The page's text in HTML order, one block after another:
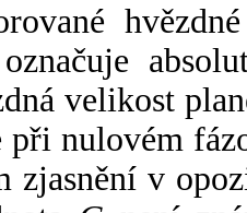
velikost
při nulovém
zjasnění v